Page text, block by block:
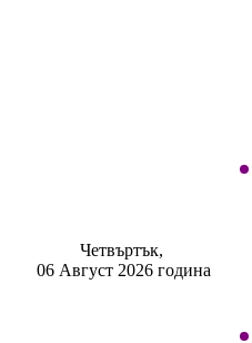
Четвъртък,
06 Август 2026 година